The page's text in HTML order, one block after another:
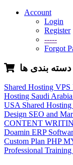
Account
Login
Register
-----
Forgot
Shared Hosting VPS
Hosting Saudi
USA Shared Hosting
Design SEO and
CONTENT
Doamin ERP
Custom Plan PHP
Professional